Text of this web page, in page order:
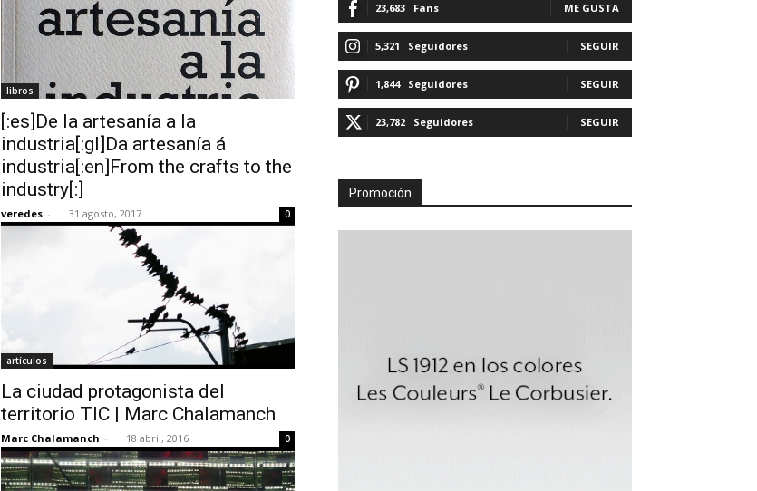
libros
[:es]De la artesanía a la
industria[:gl]Da artesanía á
industria[:en]From the crafts to the
industry[:]
veredes - 31 agosto, 2017 0
artículos
La ciudad protagonista del
territorio TIC | Marc Chalamanch
Marc Chalamanch - 18 abril, 2016 0
23,683 Fans ME GUSTA
5,321 Seguidores SEGUIR
1,844 Seguidores SEGUIR
23,782 Seguidores SEGUIR
Promoción